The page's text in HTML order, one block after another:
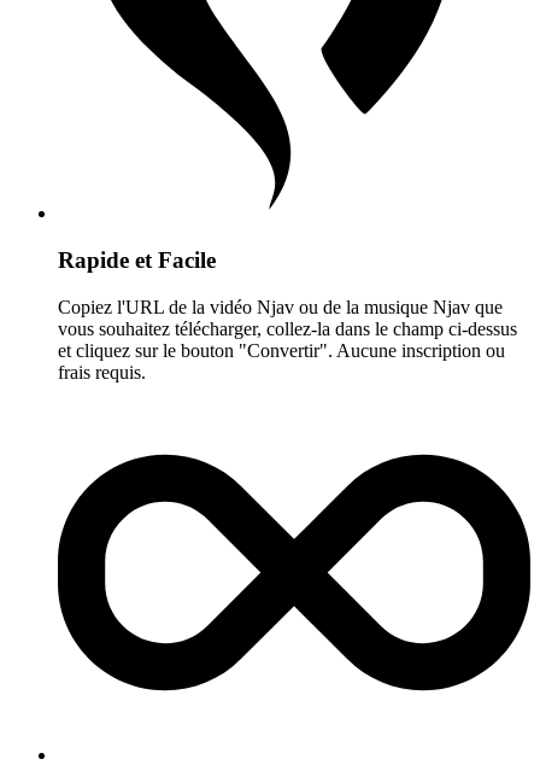
Rapide et Facile
Copiez l'URL de la vidéo Njav ou de la musique Njav que
vous souhaitez télécharger, collez-la dans le champ ci-dessus
et cliquez sur le bouton "Convertir". Aucune inscription ou
frais requis.